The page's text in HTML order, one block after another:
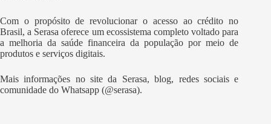
Com o propósito de revolucionar o acesso ao crédito no
Brasil, a Serasa oferece um ecossistema completo voltado para
a melhoria da saúde financeira da população por meio de
produtos e serviços digitais.
Mais informações no site da Serasa, blog, redes sociais e
comunidade do Whatsapp (@serasa).